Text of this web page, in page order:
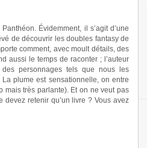
Évidemment, il s’agit d’une
de découvrir les doubles fantasy de
comment, avec moult détails, des
aussi le temps de raconter ; l’auteur
des personnages tels que nous les
plume est sensationnelle, on entre
mais très parlante). Et on ne veut pas
retenir qu’un livre ? Vous avez